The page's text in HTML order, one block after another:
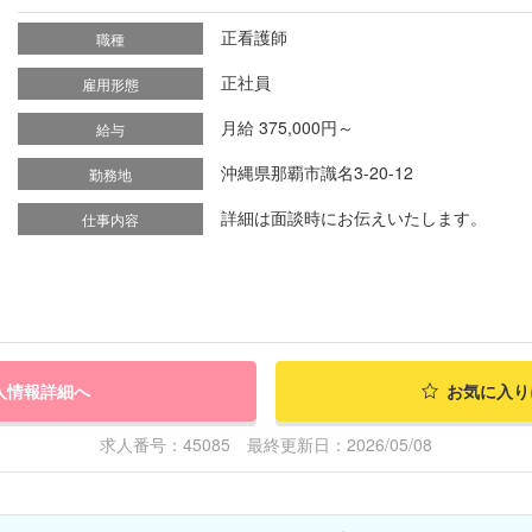
職種 正看護師
雇用形態 正社員
給与 月給 375,000円～
勤務地 沖縄県那覇市識名3-20-12
仕事内容 詳細は面談時にお伝えいたします。
情報詳細へ お気に入
求人番号：45085 最終更新日：2026/05/08